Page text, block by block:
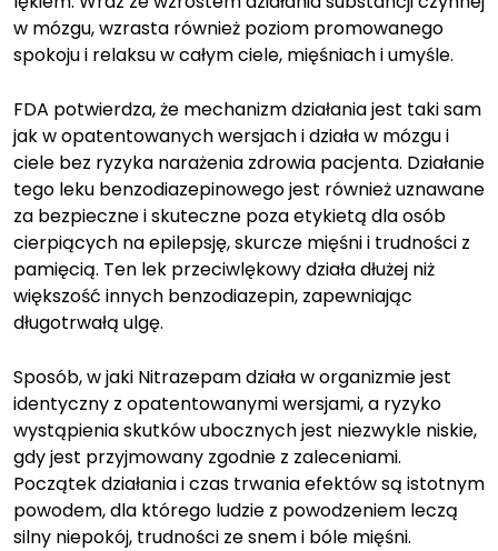
w mózgu, wzrasta również poziom promowanego
spokoju i relaksu w całym ciele, mięśniach i umyśle.
FDA potwierdza, że mechanizm działania jest taki sam
jak w opatentowanych wersjach i działa w mózgu i
ciele bez ryzyka narażenia zdrowia pacjenta. Działanie
tego leku benzodiazepinowego jest również uznawane
za bezpieczne i skuteczne poza etykietą dla osób
cierpiących na epilepsję, skurcze mięśni i trudności z
pamięcią. Ten lek przeciwlękowy działa dłużej niż
większość innych benzodiazepin, zapewniając
długotrwałą ulgę.
Sposób, w jaki Nitrazepam działa w organizmie jest
identyczny z opatentowanymi wersjami, a ryzyko
wystąpienia skutków ubocznych jest niezwykle niskie,
gdy jest przyjmowany zgodnie z zaleceniami.
Początek działania i czas trwania efektów są istotnym
powodem, dla którego ludzie z powodzeniem leczą
silny niepokój, trudności ze snem i bóle mięśni.